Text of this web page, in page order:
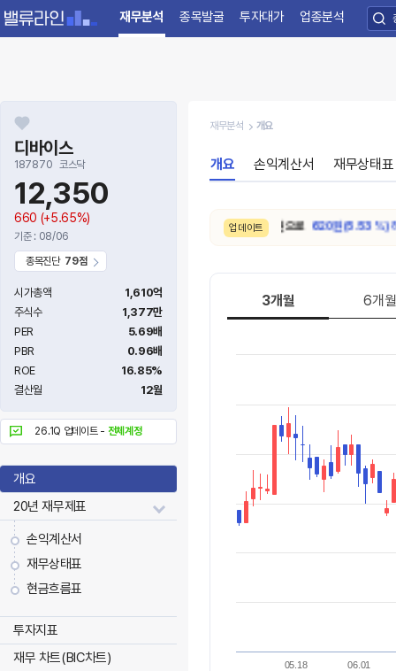
재무분석 종목발굴 투자대가 업종분석
디바이스
187870 코스닥
12,350
660 (+5.65%)
기준 : 08/06
종목진단 79점
시가총액
1,610억
주식수
1,377만
PER
5.69배
PBR
0.96배
ROE
16.85%
결산월
12월
26.1Q 업데이트 - 전체계정
개요
20년 재무제표
손익계산서
재무상태표
현금흐름표
투자지표
재무 차트(BIC차트)
재무분석 개요
개요 손익계산서 재무상태표
업데이트
8/4. 적정주가가 11,210원 → 10,590원 으로 620원(5.53%) 하락
3개월 6개월
05.18 06.01